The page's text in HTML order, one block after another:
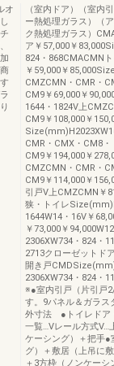
オ
（室内ドア）（室内
ー熱処理ガラス）（
ク熱処理ガラス）
ア￥57,000￥
824・868CMACMN
￥59,000￥
CMZCMN・CMR・
CM9￥69,000￥
1644・1824V上
CM9￥108,000￥
CMR・CMX・CM8・
CM9￥194,000￥
CMZCMN・CMR・
CM9￥114,000￥
引戸V上CMZCMN￥
狭・トイレ
1644W14・16V￥
￥73,000￥
2306XW734・824・
2713クローゼットド
開き戸
2306XW734・824・
※●室内引戸（片引戸
す。9パネル＆ガラ
外寸法 ●トイレドア
一覧…Vレール方式V…
ケーシング）＋把手●
グ）＋敷居（上吊に
＋3方枠（ノンケー